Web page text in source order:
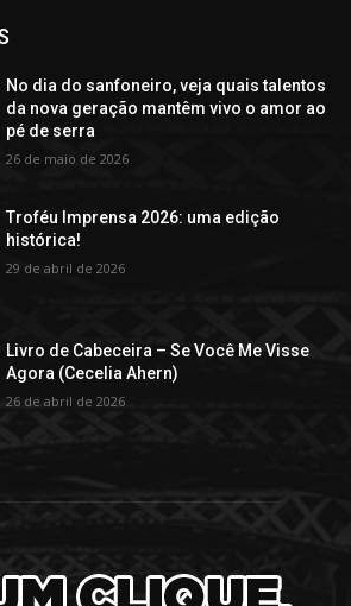
No dia do sanfoneiro, veja quais talentos
da nova geração mantêm vivo o amor ao
pé de serra
26 de maio de 2026
Troféu Imprensa 2026: uma edição
histórica!
29 de abril de 2026
Livro de Cabeceira – Se Você Me Visse
Agora (Cecelia Ahern)
26 de abril de 2026